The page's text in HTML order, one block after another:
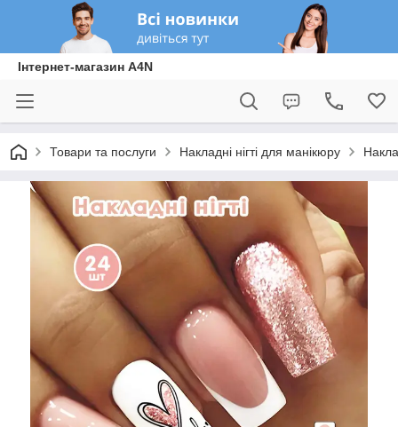
Інтернет-магазин A4N
Товари та послуги Накладні нігті для манікюру